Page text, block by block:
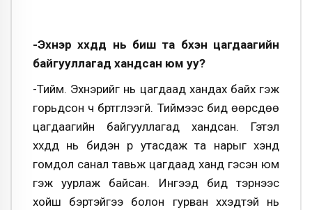
-Эхнэр хүүхдүүд нь биш та бүхэн цагдаагийн
байгууллагад хандсан юм уу?
-Тийм. Эхнэрийг нь цагдаад хандах байх гэж
горьдсон ч бүртгүүлээгүй. Тиймээс бид өөрсдөө
цагдаагийн байгууллагад хандсан. Гэтэл
хүүхдүүд нь бидэн рүү утасдаж та нарыг хэнд
гомдол санал тавьж цагдаад ханд гэсэн юм
гэж уурлаж байсан. Ингээд бид тэрнээс
хойш бэртэйгээ болон гурван хүүхэдтэй нь